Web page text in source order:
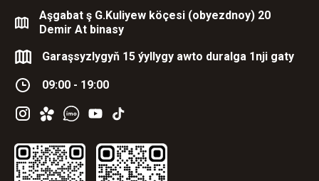
Aşgabat ş G.Kuliyew köçesi (obyezdnoy) 20
Demir At binasy
Garaşsyzlygyň 15 ýyllygy awto duralga 1nji gaty
09:00 - 19:00